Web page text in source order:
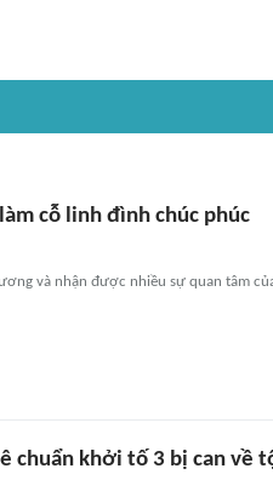
cỗ linh đình chúc phúc
và nhận được nhiều sự quan tâm
chuẩn khởi tố 3 bị can về